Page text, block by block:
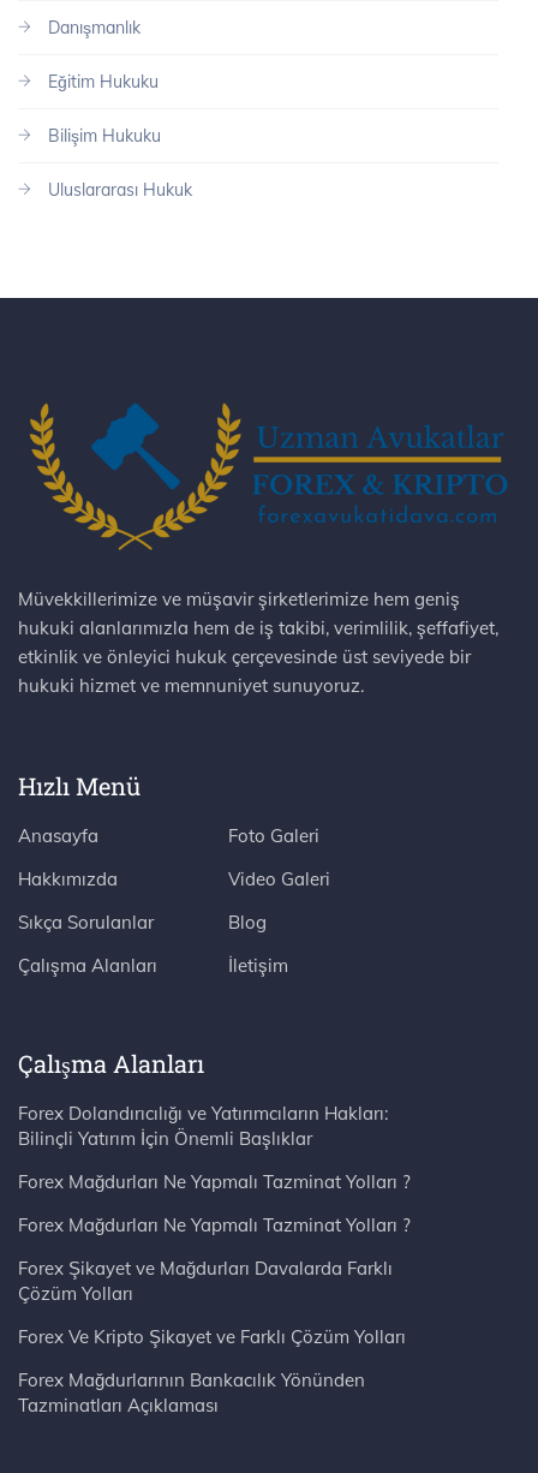
Danışmanlık
Eğitim Hukuku
Bilişim Hukuku
Uluslararası Hukuk
Müvekkillerimize ve müşavir şirketlerimize hem geniş
hukuki alanlarımızla hem de iş takibi, verimlilik, şeffafiyet,
etkinlik ve önleyici hukuk çerçevesinde üst seviyede bir
hukuki hizmet ve memnuniyet sunuyoruz.
Hızlı Menü
Anasayfa
Hakkımızda
Sıkça Sorulanlar
Çalışma Alanları
Foto Galeri
Video Galeri
Blog
İletişim
Çalışma Alanları
Forex Dolandırıcılığı ve Yatırımcıların Hakları:
Bilinçli Yatırım İçin Önemli Başlıklar
Forex Mağdurları Ne Yapmalı Tazminat Yolları ?
Forex Mağdurları Ne Yapmalı Tazminat Yolları ?
Forex Şikayet ve Mağdurları Davalarda Farklı
Çözüm Yolları
Forex Ve Kripto Şikayet ve Farklı Çözüm Yolları
Forex Mağdurlarının Bankacılık Yönünden
Tazminatları Açıklaması